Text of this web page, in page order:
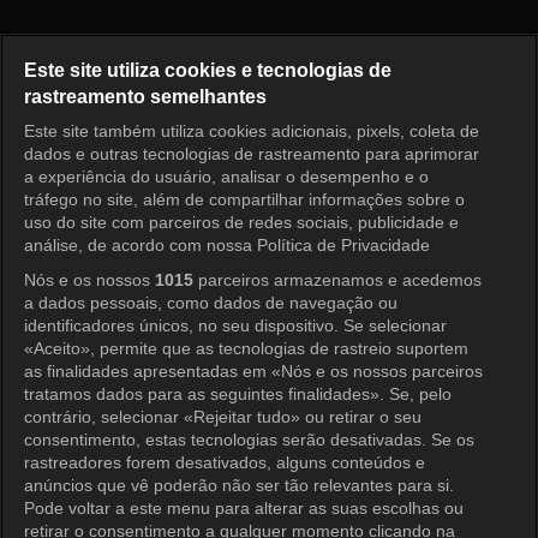
Entrar
Este site utiliza cookies e tecnologias de
rastreamento semelhantes
Este site também utiliza cookies adicionais, pixels, coleta de
dados e outras tecnologias de rastreamento para aprimorar
a experiência do usuário, analisar o desempenho e o
tráfego no site, além de compartilhar informações sobre o
uso do site com parceiros de redes sociais, publicidade e
análise, de acordo com nossa Política de Privacidade
Nós e os nossos 1015 parceiros armazenamos e acedemos
a dados pessoais, como dados de navegação ou
identificadores únicos, no seu dispositivo. Se selecionar
«Aceito», permite que as tecnologias de rastreio suportem
as finalidades apresentadas em «Nós e os nossos parceiros
tratamos dados para as seguintes finalidades». Se, pelo
contrário, selecionar «Rejeitar tudo» ou retirar o seu
consentimento, estas tecnologias serão desativadas. Se os
rastreadores forem desativados, alguns conteúdos e
anúncios que vê poderão não ser tão relevantes para si.
Pode voltar a este menu para alterar as suas escolhas ou
retirar o consentimento a qualquer momento clicando na